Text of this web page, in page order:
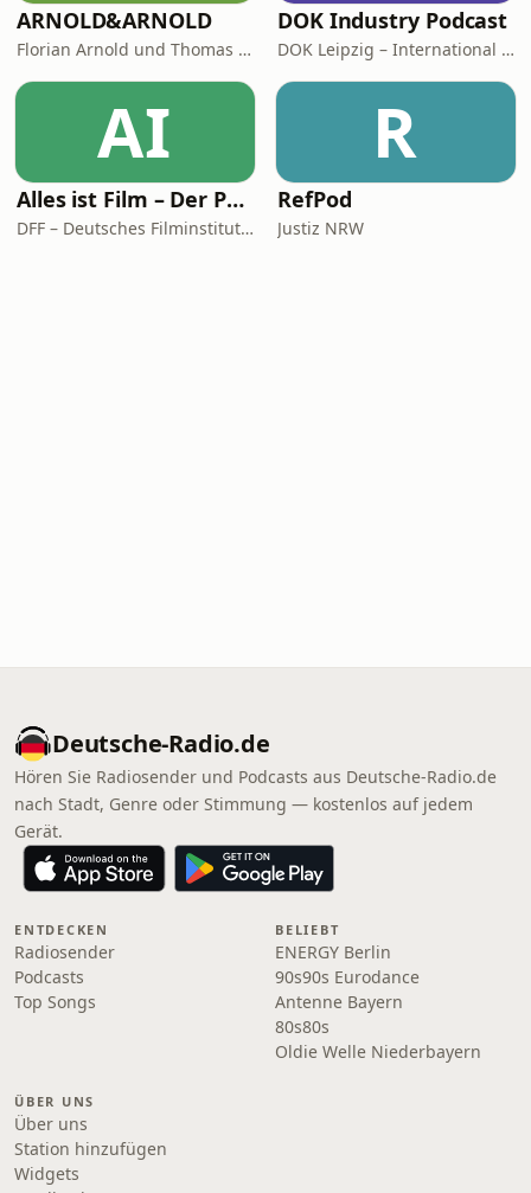
ARNOLD&ARNOLD
Florian Arnold und Thomas Arnold
DOK Industry Podcast
DOK Leipzig – International Leipzig Festival for Documentary and Animated Film
AI
Alles ist Film – Der Podcast des DFF
DFF – Deutsches Filminstitut & Filmmuseum
R
RefPod
Justiz NRW
Deutsche-Radio.de
Hören Sie Radiosender und Podcasts aus Deutsche-Radio.de
nach Stadt, Genre oder Stimmung — kostenlos auf jedem
Gerät.
ENTDECKEN
Radiosender
Podcasts
Top Songs
BELIEBT
ENERGY Berlin
90s90s Eurodance
Antenne Bayern
80s80s
Oldie Welle Niederbayern
ÜBER UNS
Über uns
Station hinzufügen
Widgets